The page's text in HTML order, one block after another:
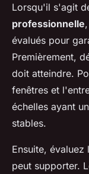
Lorsqu'il s'agit
professionnelle
évalués pour
Premièrement,
doit atteindre.
fenêtres et
échelles ayant
stables.
Ensuite, évaluez
peut supporter.